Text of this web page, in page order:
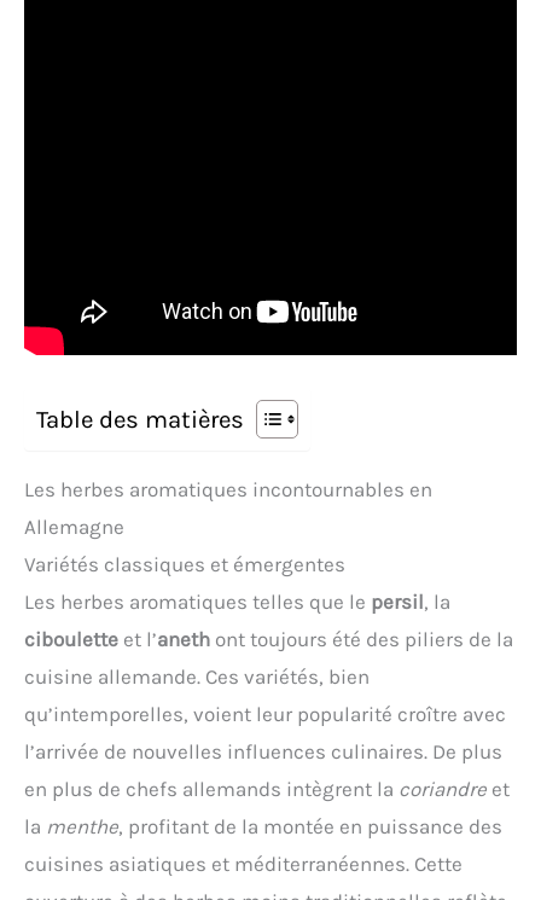
Table des matières
Les herbes aromatiques incontournables en
Allemagne
Variétés classiques et émergentes
Les herbes aromatiques telles que le persil, la
ciboulette et l’aneth ont toujours été des piliers de la
cuisine allemande. Ces variétés, bien
qu’intemporelles, voient leur popularité croître avec
l’arrivée de nouvelles influences culinaires. De plus
en plus de chefs allemands intègrent la coriandre et
la menthe, profitant de la montée en puissance des
cuisines asiatiques et méditerranéennes. Cette